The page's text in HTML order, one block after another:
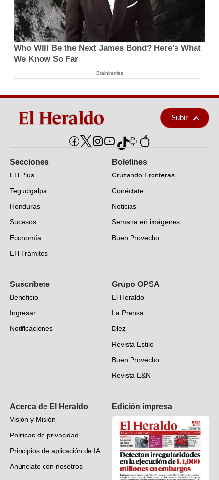
Who Will Be the Next James Bond? Here's What
We Know So Far
Brainberries
Subir
Secciones
EH Plus
Tegucigalpa
Honduras
Sucesos
Economía
EH Trámites
EH Verifica
Fotogalerías
Deportes
Videos
Boletines
Cruzando Fronteras
Conéctate
Noticias
Semana en imágenes
Buen Provecho
Suscríbete
Beneficio
Ingresar
Notificaciones
Grupo OPSA
El Heraldo
La Prensa
Diez
Revista Estilo
Buen Provecho
Revista E&N
Acerca de El Heraldo
Visión y Misión
Politicas de privacidad
Principios de aplicación de IA
Anúnciate con nosotros
Edición impresa